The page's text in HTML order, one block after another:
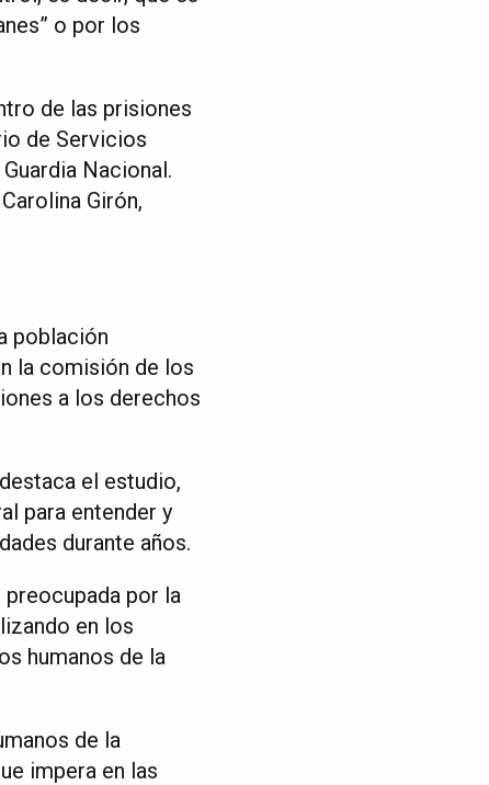
o por los
de las prisiones
de Servicios
Nacional.
Girón,
población
la comisión de los
a los derechos
el estudio,
para entender y
durante años.
por la
en los
humanos de la
de la
impera en las